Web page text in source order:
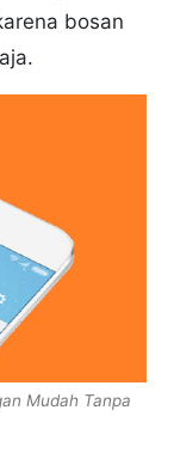
bosan
Mudah Tanpa